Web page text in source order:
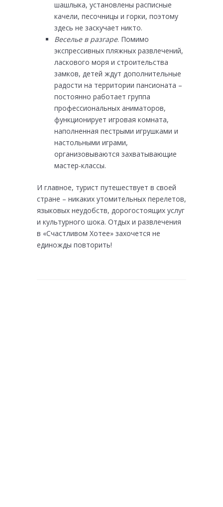
шашлыка, установлены расписные
качели, песочницы и горки, поэтому
здесь не заскучает никто.
Веселье в разгаре. Помимо
экспрессивных пляжных развлечений,
ласкового моря и строительства
замков, детей ждут дополнительные
радости на территории пансионата –
постоянно работает группа
профессиональных аниматоров,
функционирует игровая комната,
наполненная пестрыми игрушками и
настольными играми,
организовываются захватывающие
мастер-классы.
И главное, турист путешествует в своей
стране – никаких утомительных перелетов,
языковых неудобств, дорогостоящих услуг
и культурного шока. Отдых и развлечения
в «Счастливом Хотее» захочется не
единожды повторить!